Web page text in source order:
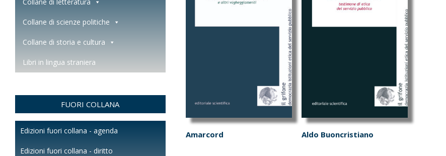
Amarcord Aldo Buoncristiano
Collane di scienze politiche
Collane di storia e cultura
Libri in lingua straniera
FUORI COLLANA
Edizioni fuori collana - agenda
Edizioni fuori collana - diritto